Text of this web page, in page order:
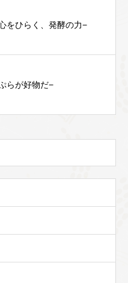
をひらく、発酵の力−
らが好物だ−